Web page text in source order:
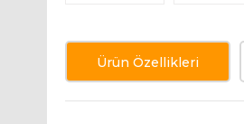
Ürün Özellikleri